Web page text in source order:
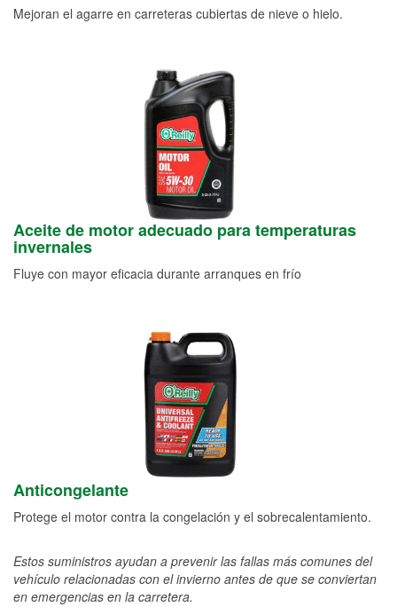
Mejoran el agarre en carreteras cubiertas de nieve o hielo.
Aceite de motor adecuado para temperaturas
invernales
Fluye con mayor eficacia durante arranques en frío
Anticongelante
Protege el motor contra la congelación y el sobrecalentamiento.
Estos suministros ayudan a prevenir las fallas más comunes del
vehículo relacionadas con el invierno antes de que se conviertan
en emergencias en la carretera.